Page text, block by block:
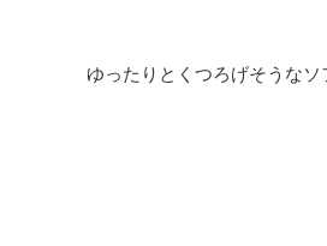
ゆったりとくつろげそうなソ